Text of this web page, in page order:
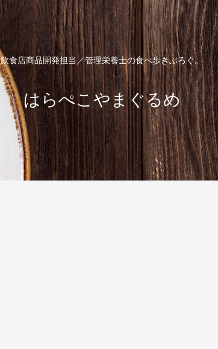
飲食店商品開発担当／管理栄養士の食べ歩きぶろぐ。
はらぺこやまぐるめ